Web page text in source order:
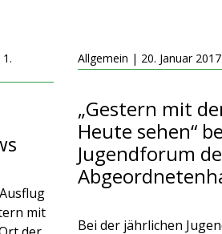
mit
Allgemein | 20. Januar 2017
„Gestern mit
Heute sehen“
Jugendforum
Bei der jährlichen